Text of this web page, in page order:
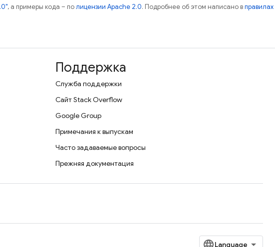
, а примеры кода – полицензии Apache 2.0. Подробнее об этом написано вправилах
Поддержка
Служба поддержки
Сайт Stack Overflow
Google Group
Примечания к выпускам
Часто задаваемые вопросы
Прежняя документация